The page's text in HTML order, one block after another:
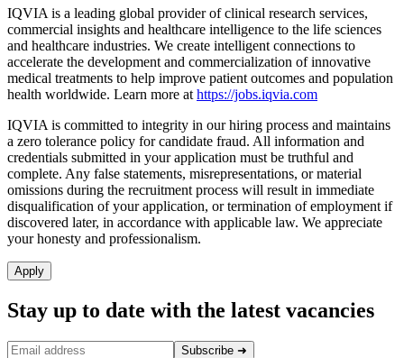
IQVIA is a leading global provider of clinical research services,
commercial insights and healthcare intelligence to the life sciences
and healthcare industries. We create intelligent connections to
accelerate the development and commercialization of innovative
medical treatments to help improve patient outcomes and population
health worldwide. Learn more at https://jobs.iqvia.com
IQVIA is committed to integrity in our hiring process and maintains
a zero tolerance policy for candidate fraud. All information and
credentials submitted in your application must be truthful and
complete. Any false statements, misrepresentations, or material
omissions during the recruitment process will result in immediate
disqualification of your application, or termination of employment if
discovered later, in accordance with applicable law. We appreciate
your honesty and professionalism.
Apply
Stay up to date with the latest vacancies
Subscribe ➜